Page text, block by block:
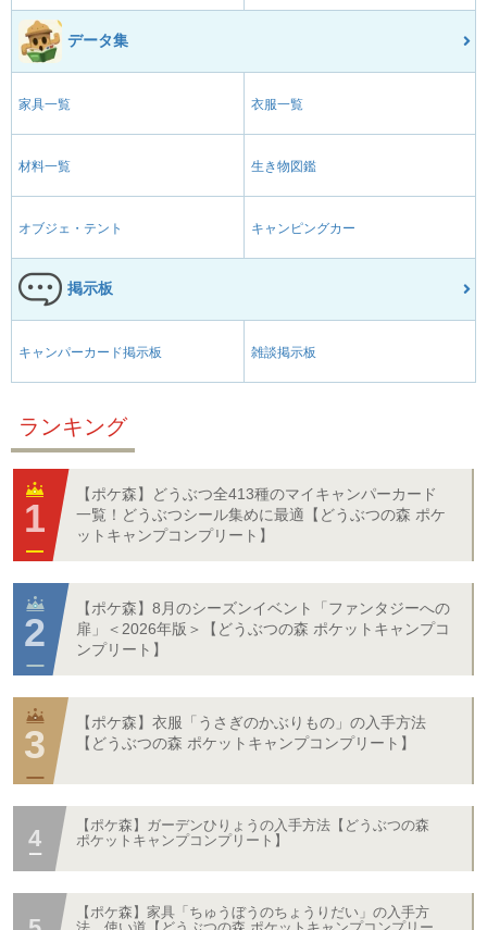
データ集
家具一覧 衣服一覧
材料一覧 生き物図鑑
オブジェ・テント キャンピングカー
掲示板
キャンパーカード掲示板 雑談掲示板
ランキング
【ポケ森】どうぶつ全413種のマイキャンパーカード
一覧！どうぶつシール集めに最適【どうぶつの森 ポケ
ットキャンプコンプリート】
【ポケ森】8月のシーズンイベント「ファンタジーへの
扉」＜2026年版＞【どうぶつの森 ポケットキャンプコ
ンプリート】
【ポケ森】衣服「うさぎのかぶりもの」の入手方法
【どうぶつの森 ポケットキャンプコンプリート】
【ポケ森】ガーデンひりょうの入手方法【どうぶつの森
ポケットキャンプコンプリート】
【ポケ森】家具「ちゅうぼうのちょうりだい」の入手方